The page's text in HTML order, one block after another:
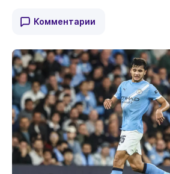
Комментарии